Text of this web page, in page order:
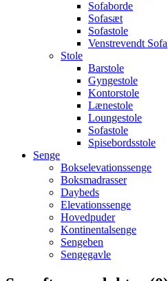
Sofaborde
Sofasæt
Sofastole
Venstrevendt Sofa
Stole
Barstole
Gyngestole
Kontorstole
Lænestole
Loungestole
Sofastole
Spisebordsstole
Senge
Bokselevationssenge
Boksmadrasser
Daybeds
Elevationssenge
Hovedpuder
Kontinentalsenge
Sengeben
Sengegavle